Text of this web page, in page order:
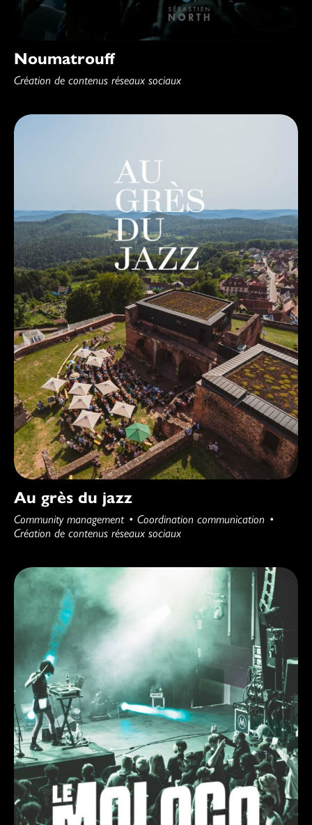
Noumatrouff
Création de contenus réseaux sociaux
Au grès du jazz
Community management
Coordination communication
Création de contenus réseaux sociaux